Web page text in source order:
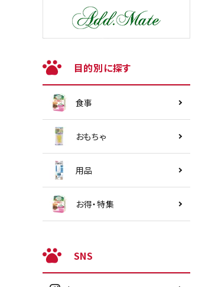
目的別に探す
食事
おもちゃ
用品
お得・特集
SNS